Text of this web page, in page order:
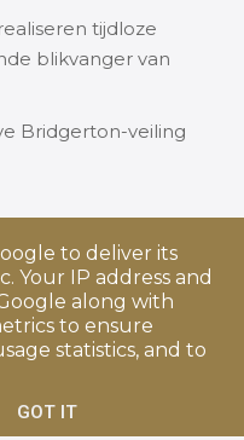
tijdloze
blikvanger van
Bridgerton-veiling
All rights reserved.
DATE WebDesign
to deliver its
Your IP address and
along with
to ensure
statistics, and to
GOT IT